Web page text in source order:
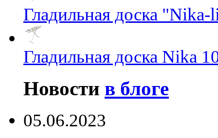
Гладильная доска
Гладильная доска Nika
Новости в блоге
05.06.2023